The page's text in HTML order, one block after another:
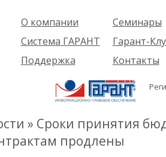
О компании
Компания
Проекты
Партнеры
Вакансии
Реквизиты
Информация
Система ГАРАНТ
О системе
решения
Комплекты
Новинки
История
Поддержка
Пользователям
Будущим
пользователям
Семинары
Об услуге
семинары
Гарант-
Контакты
» Сроки принятия
продлены